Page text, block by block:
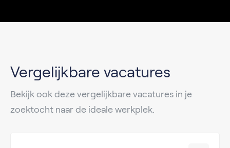
Vergelijkbare vacatures
Bekijk ook deze vergelijkbare vacatures in je
zoektocht naar de ideale werkplek.